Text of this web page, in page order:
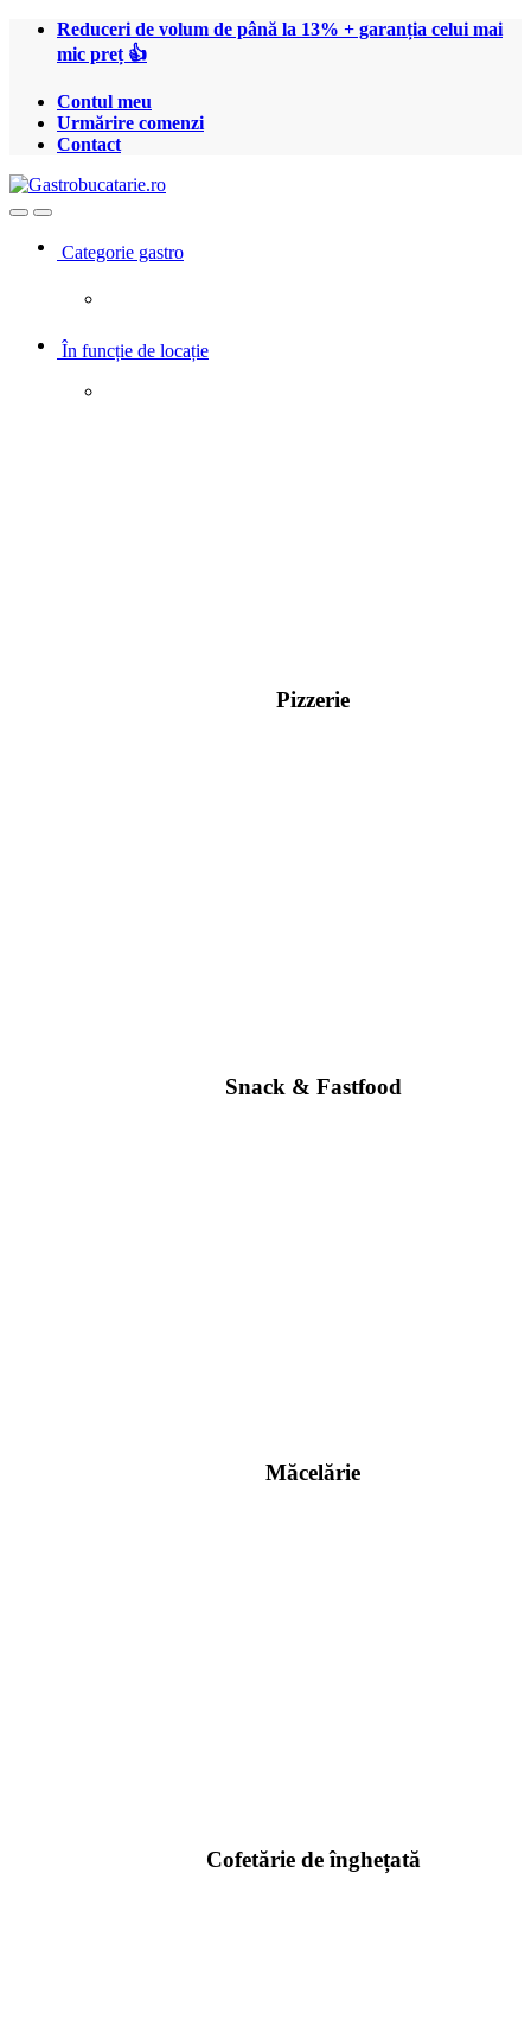
Treci
Treci
Reduceri de volum de până la 13% + garanția celui mai
mic preț 👍
Contul meu
Urmărire comenzi
Contact
OpenClose
Categorie gastro
În funcție de locație
Pizzerie
Snack & Fastfood
Măcelărie
Cofetărie de înghețată